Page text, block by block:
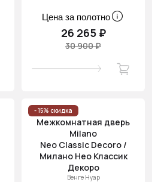
Цена за полотно
26 265 ₽
30 900 ₽
- 15% скидка
Межкомнатная дверь
Milano
Neo Classic Decoro /
Милано Нео Классик
Декоро
Венге Нуар